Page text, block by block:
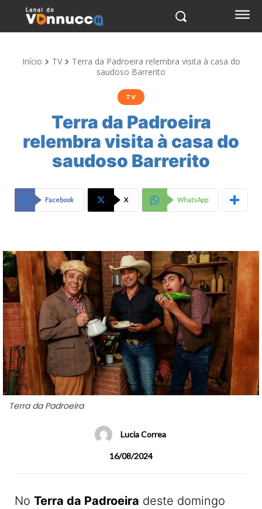
Início TV
Terra da Padroeira relembra visita à casa do
saudoso Barrerito
TV
Terra da Padroeira
relembra visita à casa do
saudoso Barrerito
Facebook X WhatsApp
Terra da Padroeira
Lucia Correa
16/08/2024
No Terra da Padroeira deste domingo